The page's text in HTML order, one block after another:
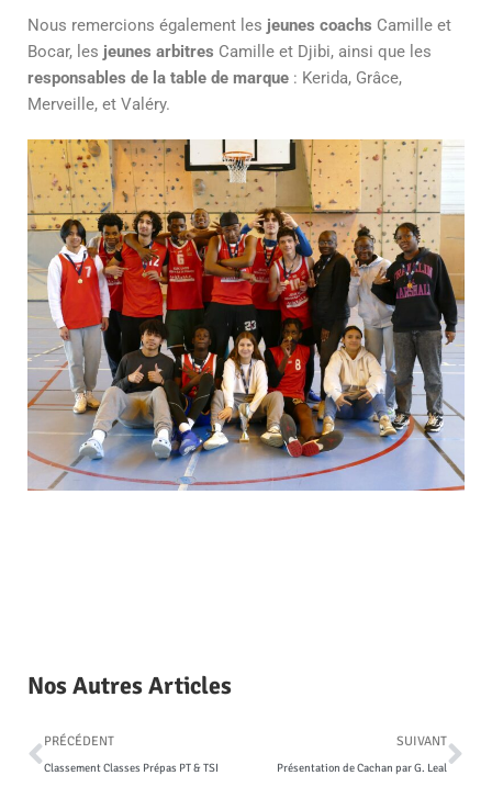
Nous remercions également les jeunes coachs Camille et
Bocar, les jeunes arbitres Camille et Djibi, ainsi que les
responsables de la table de marque : Kerida, Grâce,
Merveille, et Valéry.
Nos Autres Articles
PRÉCÉDENT
Classement Classes Prépas PT & TSI
SUIVANT
Présentation de Cachan par G. Leal